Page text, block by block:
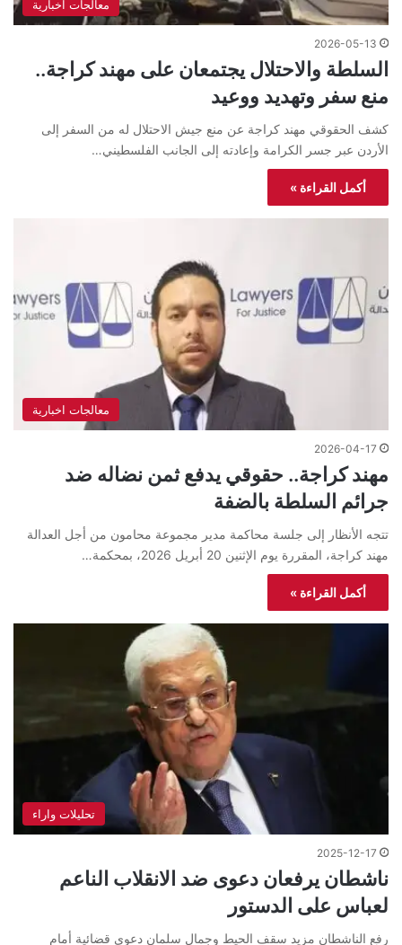
معالجات اخبارية
2026-05-13
السلطة والاحتلال يجتمعان على مهند كراجة..
منع سفر وتهديد ووعيد
كشف الحقوقي مهند كراجة عن منع جيش الاحتلال له من السفر إلى
الأردن عبر جسر الكرامة وإعادته إلى الجانب الفلسطيني…
أكمل القراءة »
معالجات اخبارية
2026-04-17
مهند كراجة.. حقوقي يدفع ثمن نضاله ضد
جرائم السلطة بالضفة
تتجه الأنظار إلى جلسة محاكمة مدير مجموعة محامون من أجل العدالة
مهند كراجة، المقررة يوم الإثنين 20 أبريل 2026، بمحكمة…
أكمل القراءة »
تحليلات واراء
2025-12-17
ناشطان يرفعان دعوى ضد الانقلاب الناعم
لعباس على الدستور
رفع الناشطان مزيد سقف الحيط وجمال سلمان دعوى قضائية أمام